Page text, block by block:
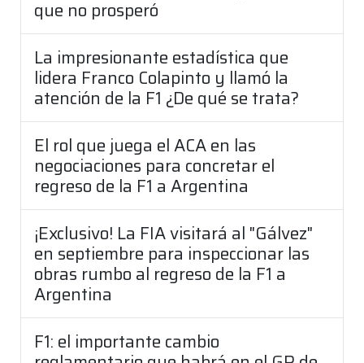
que no prosperó
La impresionante estadística que
lidera Franco Colapinto y llamó la
atención de la F1 ¿De qué se trata?
El rol que juega el ACA en las
negociaciones para concretar el
regreso de la F1 a Argentina
¡Exclusivo! La FIA visitará al "Gálvez"
en septiembre para inspeccionar las
obras rumbo al regreso de la F1 a
Argentina
F1: el importante cambio